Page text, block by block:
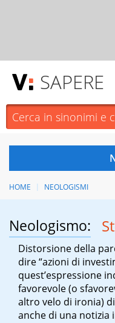
SAPERE
HOME NEOLOGISMI
Neologismo:
Distorsione della
dire “azioni di
quest’espressione
favorevole (o
altro velo di ironia)
anche di una notizia